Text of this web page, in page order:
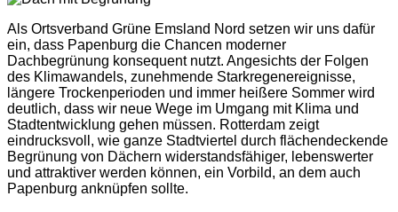
Als Ortsverband Grüne Emsland Nord setzen wir uns dafür
ein, dass Papenburg die Chancen moderner
Dachbegrünung konsequent nutzt. Angesichts der Folgen
des Klimawandels, zunehmende Starkregenereignisse,
längere Trockenperioden und immer heißere Sommer wird
deutlich, dass wir neue Wege im Umgang mit Klima und
Stadtentwicklung gehen müssen. Rotterdam zeigt
eindrucksvoll, wie ganze Stadtviertel durch flächendeckende
Begrünung von Dächern widerstandsfähiger, lebenswerter
und attraktiver werden können, ein Vorbild, an dem auch
Papenburg anknüpfen sollte.